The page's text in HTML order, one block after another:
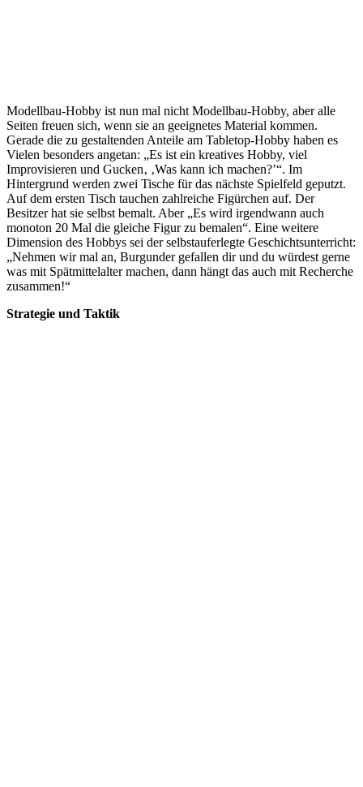
Modellbau-Hobby ist nun mal nicht Modellbau-Hobby, aber alle
Seiten freuen sich, wenn sie an geeignetes Material kommen.
Gerade die zu gestaltenden Anteile am Tabletop-Hobby haben es
Vielen besonders angetan: „Es ist ein kreatives Hobby, viel
Improvisieren und Gucken‚ ‚Was kann ich machen?’“. Im
Hintergrund werden zwei Tische für das nächste Spielfeld geputzt.
Auf dem ersten Tisch tauchen zahlreiche Figürchen auf. Der
Besitzer hat sie selbst bemalt. Aber „Es wird irgendwann auch
monoton 20 Mal die gleiche Figur zu bemalen“. Eine weitere
Dimension des Hobbys sei der selbstauferlegte Geschichtsunterricht:
„Nehmen wir mal an, Burgunder gefallen dir und du würdest gerne
was mit Spätmittelalter machen, dann hängt das auch mit Recherche
zusammen!“
Strategie und Taktik